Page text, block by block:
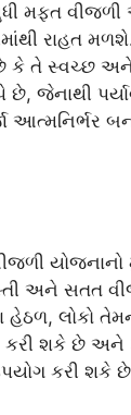
મફત વીજળી
રાહત
કે તે સ્વચ્છ અને
જેનાથી
યોજનાનો
અને સતત
હેઠળ, લોકો
કરી શકે છે અને
કરી શકે